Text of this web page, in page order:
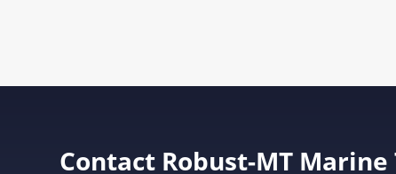
Contact Robust-MT Marine